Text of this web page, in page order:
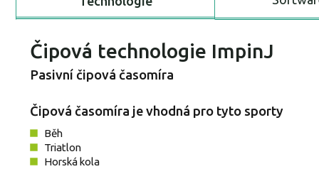
Čipová technologie ImpinJ
Pasivní čipová časomíra
Čipová časomíra je vhodná pro tyto sporty
Běh
Triatlon
Horská kola